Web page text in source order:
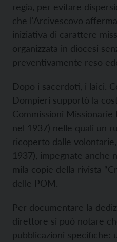
regia, per evitare
che l'Arcivescovo
iniziativa di carattere
organizzata in diocesi
preventivamente reso
Dopo i sacerdoti, i laici.
Dompieri supportò la
Commissioni
nel 1937) nelle quali un
ricoperto dalle
1937), impegnate anche
mila copie della rivista
delle POM.
Per documentare la
direttore si può notare
pubblicazioni specifiche: